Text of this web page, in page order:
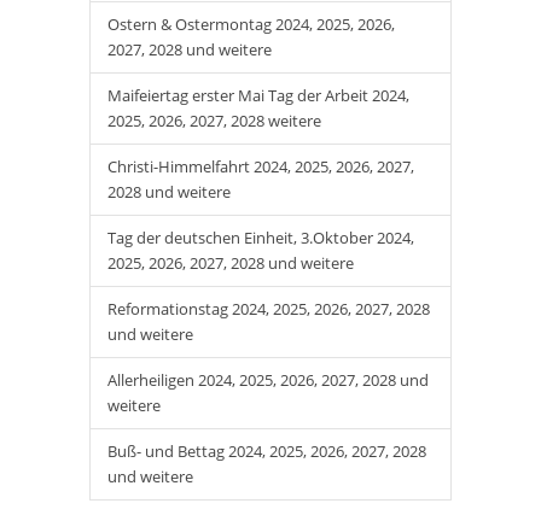
Ostern & Ostermontag 2024, 2025, 2026,
2027, 2028 und weitere
Maifeiertag erster Mai Tag der Arbeit 2024,
2025, 2026, 2027, 2028 weitere
Christi-Himmelfahrt 2024, 2025, 2026, 2027,
2028 und weitere
Tag der deutschen Einheit, 3.Oktober 2024,
2025, 2026, 2027, 2028 und weitere
Reformationstag 2024, 2025, 2026, 2027, 2028
und weitere
Allerheiligen 2024, 2025, 2026, 2027, 2028 und
weitere
Buß- und Bettag 2024, 2025, 2026, 2027, 2028
und weitere